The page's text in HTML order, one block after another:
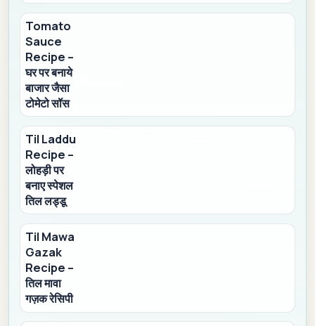
Tomato
Sauce
Recipe –
घर पर बनाये
बाजार जैसा
टोमेटो सॉस
Til Laddu
Recipe –
लोहड़ी पर
बनाए स्पेशल
तिल लड्डू
Til Mawa
Gazak
Recipe –
तिल मावा
गज़क रेसिपी